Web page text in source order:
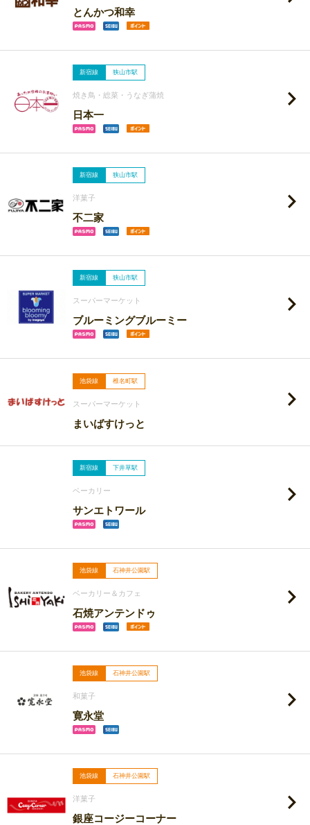
とんかつ和幸
新宿線 狭山市駅
焼き鳥・総菜・うなぎ蒲焼
日本一
新宿線 狭山市駅
洋菓子
不二家
新宿線 狭山市駅
スーパーマーケット
ブルーミングブルーミー
池袋線 椎名町駅
スーパーマーケット
まいばすけっと
新宿線 下井草駅
ベーカリー
サンエトワール
池袋線 石神井公園駅
ベーカリー＆カフェ
石焼アンテンドゥ
池袋線 石神井公園駅
和菓子
寛永堂
池袋線 石神井公園駅
洋菓子
銀座コージーコーナー